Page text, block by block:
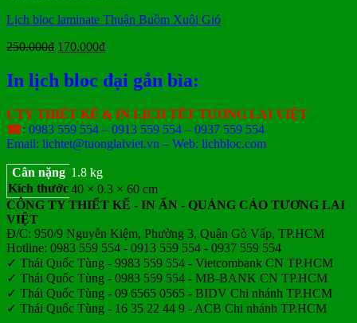
Lịch bloc laminate Thuận Buồm Xuôi Gió
250.000₫ Giá
là:
250.000₫.
170.000₫Giá
tại
là:
In lịch bloc đại gắn bìa:
CTY THIẾT KẾ & IN LỊCH TẾT TƯƠNG LAI VIỆT
☎: 0983 559 554 – 0913 559 554 – 0937 559 554
Email: lichtet@tuonglaiviet.vn – Web: lichbloc.com
Cân nặng 1.8 kg
Kích thước40 × 0.3 × 60 cm
CÔNG TY THIẾT KẾ - IN ẤN - QUẢNG CÁO TƯƠNG LAI
VIỆT
Đ/C: 950/9 Nguyễn Kiệm, Phường 3, Quận Gò Vấp, TP.HCM
Hotline: 0983 559 554 - 0913 559 554 - 0937 559 554
✓ Thái Quốc Tùng - 9983 559 554 - Vietcombank CN TP.HCM
✓ Thái Quốc Tùng - 0983 559 554 - MB-BANK CN TP.HCM
✓ Thái Quốc Tùng - 09 6565 0565 - BIDV Chi nhánh TP.HCM
✓ Thái Quốc Tùng - 16 35 22 44 9 - ACB Chi nhánh TP.HCM